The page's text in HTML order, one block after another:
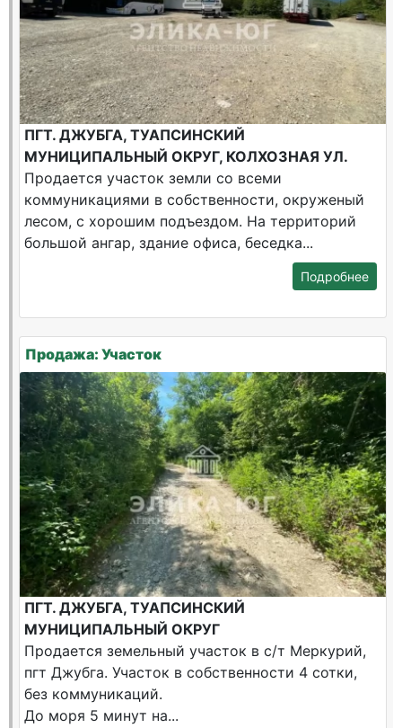
ПГТ. ДЖУБГА, ТУАПСИНСКИЙ
МУНИЦИПАЛЬНЫЙ ОКРУГ, КОЛХОЗНАЯ УЛ.
Продается участок земли со всеми
коммуникациями в собственности, окруженый
лесом, с хорошим подъездом. На территорий
большой ангар, здание офиса, беседка...
Подробнее
Продажа: Участок
ПГТ. ДЖУБГА, ТУАПСИНСКИЙ
МУНИЦИПАЛЬНЫЙ ОКРУГ
Продается земельный участок в с/т Меркурий,
пгт Джубга. Участок в собственности 4 сотки,
без коммуникаций.
До моря 5 минут на...